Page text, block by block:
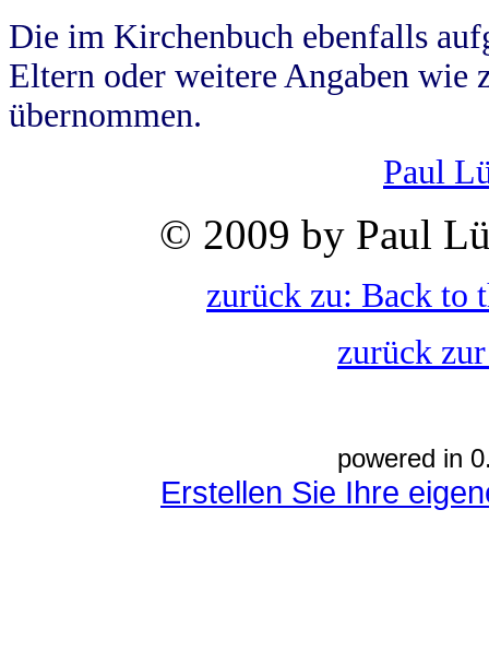
Die im Kirchenbuch ebenfalls
Eltern oder weitere Angaben wie
übernommen.
Paul
© 2009 by Paul
zurück zu: Back to
zurück
powered in
Erstellen Sie Ihre